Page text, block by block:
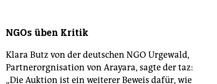
NGOs üben Kritik
Klara Butz von der deutschen NGO Urgewald,
Partnerorgnisation von Arayara, sagte der taz:
„Die Auktion ist ein weiterer Beweis dafür, wie